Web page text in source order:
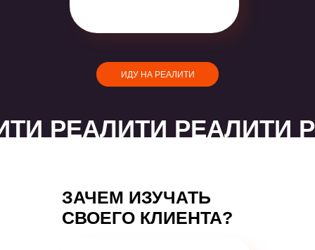
РЕАЛИТИ РЕАЛИТИ
ИДУ НА РЕАЛИТИ
ЗАЧЕМ ИЗУЧАТЬ
СВОЕГО КЛИЕНТА?